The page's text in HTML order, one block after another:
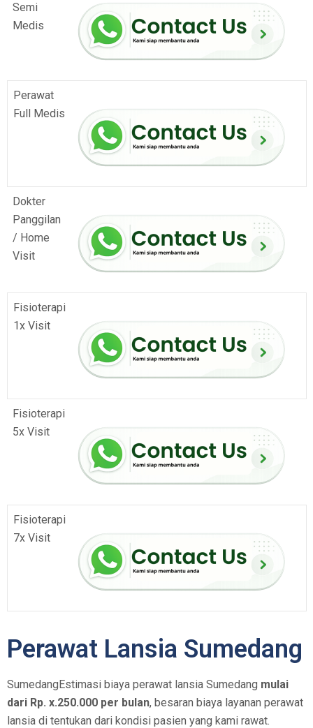
Semi
Medis
Perawat
Full Medis
Dokter
Panggilan
/ Home
Visit
Fisioterapi
1x Visit
Fisioterapi
5x Visit
Fisioterapi
7x Visit
Perawat Lansia Sumedang
SumedangEstimasi biaya perawat lansia Sumedang mulai
dari Rp. x.250.000 per bulan, besaran biaya layanan perawat
lansia di tentukan dari kondisi pasien yang kami rawat.